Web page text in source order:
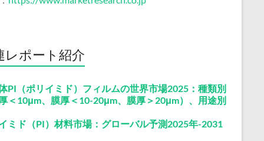
レポート紹介
PI（ポリイミド）フィルムの世界市場2025：種類別
＜10μm、膜厚＜10-20μm、膜厚＞20μm）、用途別
ミド（PI）材料市場：グローバル予測2025年-2031